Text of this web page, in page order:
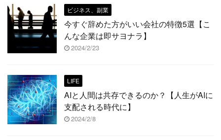
ビジネス、副業
今すぐ辞めた方がいい会社の特徴5選【こ
んな企業は即サヨナラ】
2024/2/23
LIFE
AIと人間は共存できるのか？【人生がAIに
支配される時代に】
2024/2/8